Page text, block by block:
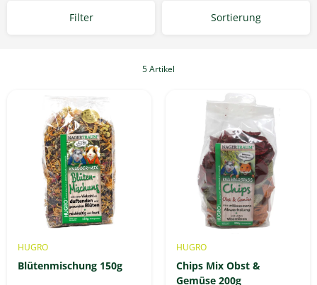
Filter Sortierung
5 Artikel
HUGRO
Blütenmischung 150g
HUGRO
Chips Mix Obst &
Gemüse 200g